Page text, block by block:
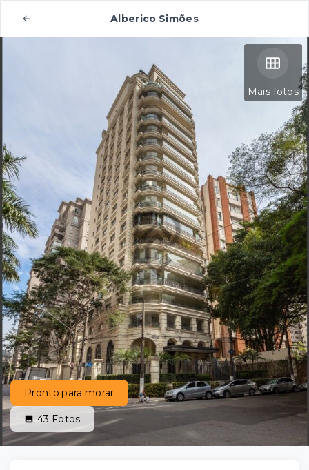
Alberico Simões
Mais fotos
Pronto para morar
43 Fotos